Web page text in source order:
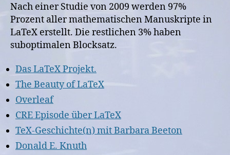
Nach einer Studie von 2009 werden 97%
Prozent aller mathematischen Manuskripte in
LaTeX erstellt. Die restlichen 3% haben
suboptimalen Blocksatz.
Das LaTeX Projekt.
The Beauty of LaTeX
Overleaf
CRE Episode über LaTeX
TeX-Geschichte(n) mit Barbara Beeton
Donald E. Knuth